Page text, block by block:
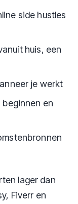
side hustles
huis, een
je werkt
beginnen en
lager dan
Fiverr en